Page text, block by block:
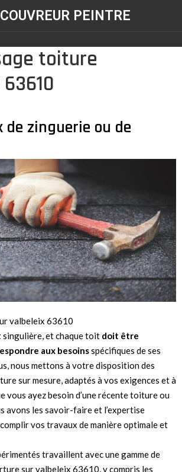
PEINTRE
toiture
de zinguerie ou de
valbeleix 63610
singulière, et chaque toit doit être
aux besoinsspécifiques de ses
nous mettons à votre disposition des
sur mesure, adaptés à vos exigences et à
vous ayez besoin d’une récente toiture ou
avons les savoir-faire et l’expertise
vos travaux de manière optimale et
travaillent avec une gamme de
sur valbeleix 63610, y compris les